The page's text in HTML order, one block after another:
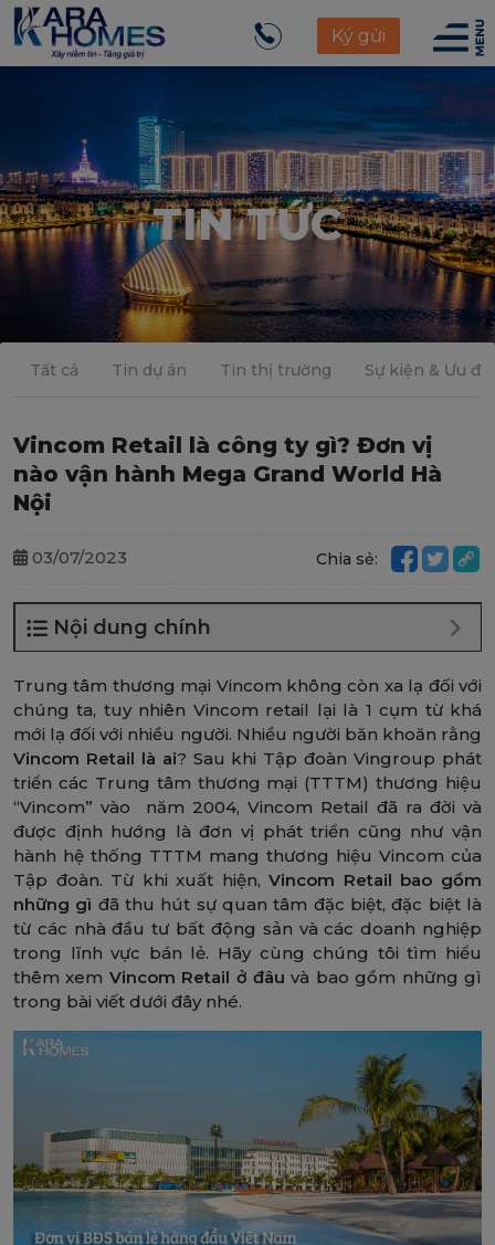
Ký gửi
TIN TỨC
Tất cả Tin dự án Tin thị trường Sự kiện & Ưu đãi
Vincom Retail là công ty gì? Đơn vị
nào vận hành Mega Grand World Hà
Nội
03/07/2023 Chia sẻ:
Nội dung chính
Trung tâm thương mại Vincom không còn xa lạ đối với
chúng ta, tuy nhiên Vincom retail lại là 1 cụm từ khá
mới lạ đối với nhiều người. Nhiều người băn khoăn rằng
Vincom Retail là ai? Sau khi Tập đoàn Vingroup phát
triển các Trung tâm thương mại (TTTM) thương hiệu
“Vincom” vào năm 2004, Vincom Retail đã ra đời và
được định hướng là đơn vị phát triển cũng như vận
hành hệ thống TTTM mang thương hiệu Vincom của
Tập đoàn. Từ khi xuất hiện,Vincom Retail bao gồm
những gì đã thu hút sự quan tâm đặc biệt, đặc biệt là
từ các nhà đầu tư bất động sản và các doanh nghiệp
trong lĩnh vực bán lẻ. Hãy cùng chúng tôi tìm hiểu
thêm xem Vincom Retail ở đâu và bao gồm những gì
trong bài viết dưới đây nhé.